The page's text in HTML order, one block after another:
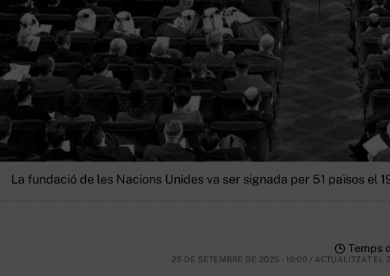
La fundació de les Nacions Unides va ser signada per 51 països el
Temps
25 DE SETEMBRE DE 2025 · 10:00 / ACTUALITZAT EL